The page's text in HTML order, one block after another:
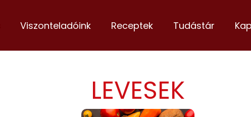
Viszonteladóink Receptek Tudástár
LEVESEK